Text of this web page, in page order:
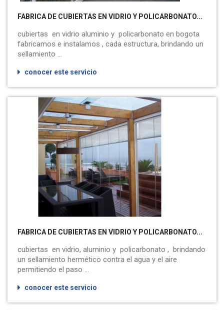
FABRICA DE CUBIERTAS EN VIDRIO Y POLICARBONATO...
cubiertas en vidrio aluminio y policarbonato en bogota
fabricamos e instalamos , cada estructura, brindando un
sellamiento ...
conocer este servicio
FABRICA DE CUBIERTAS EN VIDRIO Y POLICARBONATO...
cubiertas en vidrio, aluminio y policarbonato , brindando
un sellamiento hermético contra el agua y el aire
permitiendo el paso ...
conocer este servicio